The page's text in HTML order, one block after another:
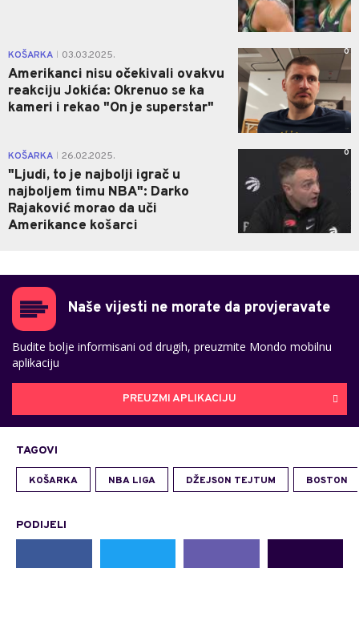
KOŠARKA 03.03.2025.
Amerikanci nisu očekivali ovakvu
reakciju Jokića: Okrenuo se ka
kameri i rekao "On je superstar"
0
KOŠARKA 26.02.2025.
"Ljudi, to je najbolji igrač u
najboljem timu NBA": Darko
Rajaković morao da uči
Amerikance košarci
0
Naše vijesti ne morate da provjeravate
Budite bolje informisani od drugih, preuzmite Mondo mobilnu
aplikaciju
PREUZMI APLIKACIJU
TAGOVI
KOŠARKA NBA LIGA DŽEJSON TEJTUM BOSTON
PODIJELI